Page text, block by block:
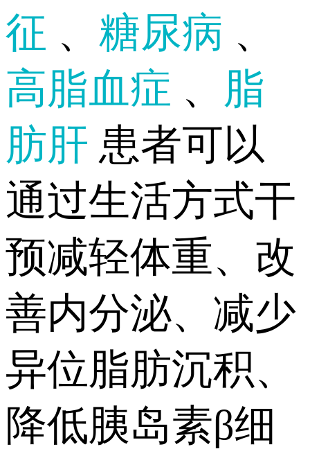
征 、 糖尿病 、
高脂血症 、 脂
肪肝 患者可以
通过生活方式干
预减轻体重、改
善内分泌、减少
异位脂肪沉积、
降低胰岛素β细